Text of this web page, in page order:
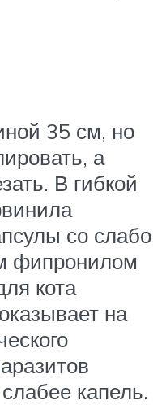
35 см, но
а
В гибкой
со слабо
фипронилом
кота
на
капель.